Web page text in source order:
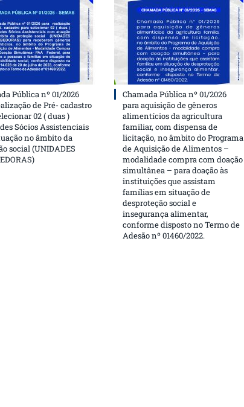
Pública nº 01/2026
de Pré- cadastro
02 ( duas )
Sócios Assistenciais
no âmbito da
social (UNIDADES
Chamada Pública nº 01/2026
para aquisição de gêneros
alimentícios da agricultura
familiar, com dispensa de
licitação, no âmbito do Programa
de Aquisição de Alimentos –
modalidade compra com doação
simultânea – para doação às
instituições que assistam
famílias em situação de
desproteção social e
insegurança alimentar,
conforme disposto no Termo de
Adesão nº 01460/2022.